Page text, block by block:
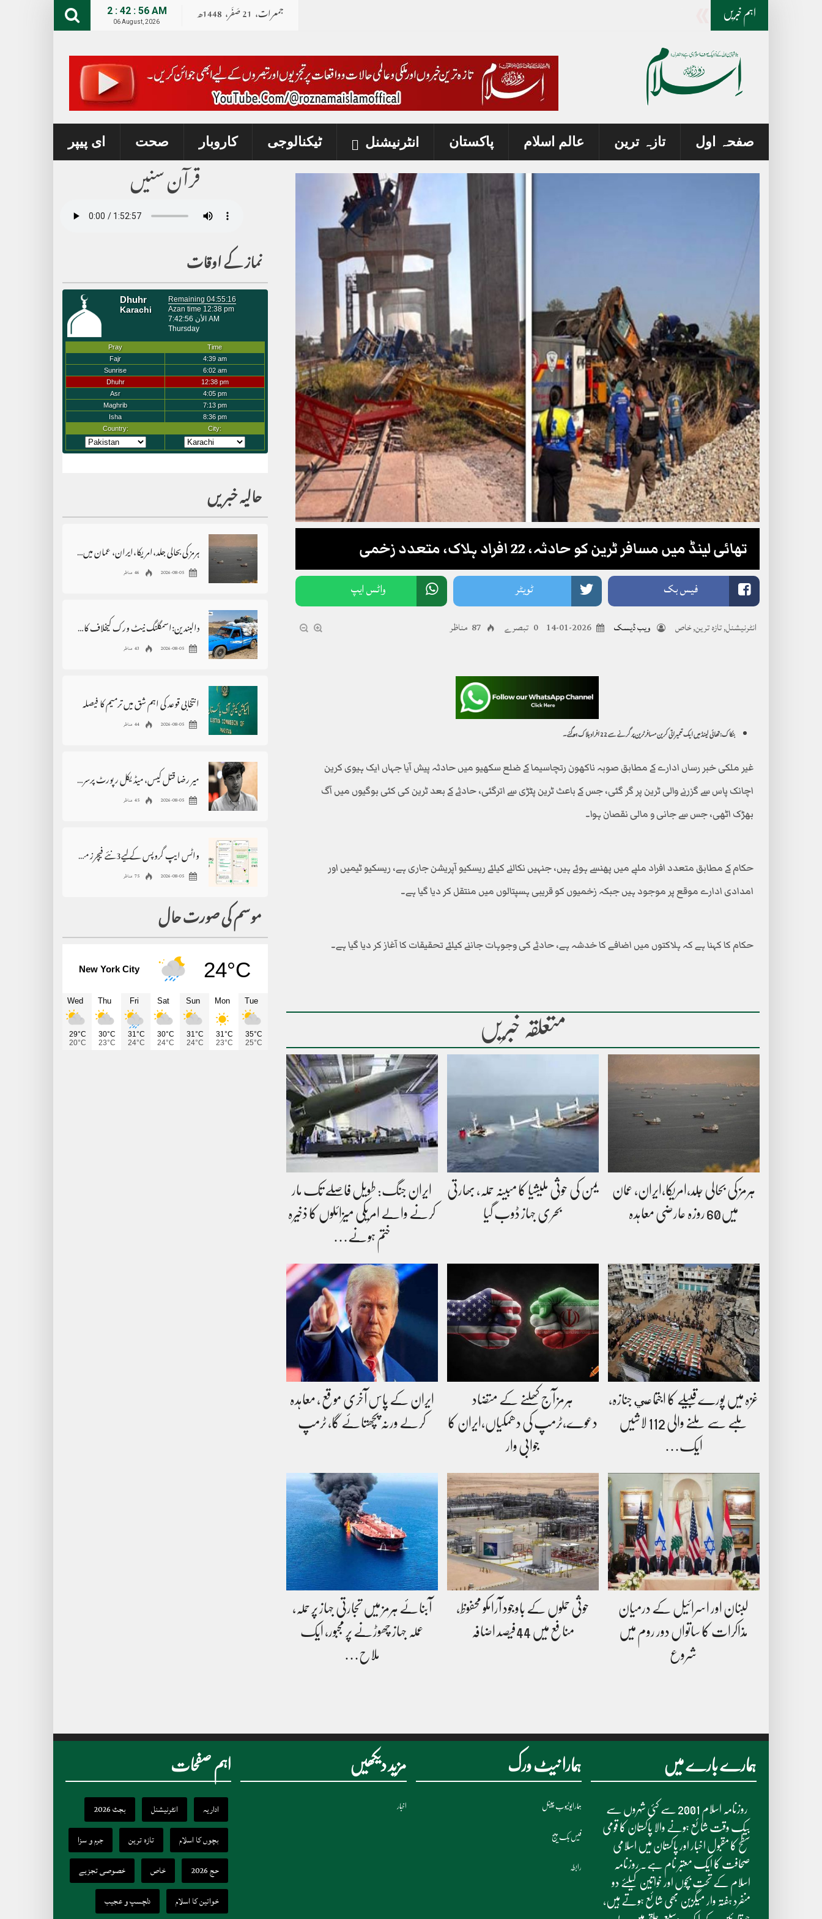
2 : 42 : 57 AM
06 August, 2026 جمعرات، 21صــَــفــَــر،1448ھ اہم خبریں
صفحہ اول تازہ ترین عالم اسلام پاکستان انٹرنیشنل ٹیکنالوجی کاروبار صحت ای پیپر
تھائی لینڈ میں مسافر ٹرین کو حادثہ، 22 افراد ہلاک، متعدد زخمی
فیس بک ٹویٹر واٹس ایپ
انٹرنیشنل,تازہ ترین,خاص ویب ڈیسک 2026-01-14 0 تبصرے 87 مناظر
بنکاک:تھائی لینڈ میں ایک تعمیراتی کرین مسافر ٹرین پر گرنے سے 22 افراد ہلاک ہوگئے۔
غیر ملکی خبر رساں ادارے کے مطابق صوبہ ناکھون رتچاسیما کے ضلع سکھیو میں حادثہ پیش آیا جہاں ایک ہیوی کرین
اچانک پاس سے گزرنے والی ٹرین پر گر گئی، جس کے باعث ٹرین پٹڑی سے اترگئی، حادثے کے بعد ٹرین کی کئی بوگیوں میں آگ
بھڑک اٹھی، جس سے جانی و مالی نقصان ہوا۔
حکام کے مطابق متعدد افراد ملبے میں پھنسے ہوئے ہیں، جنہیں نکالنے کیلئے ریسکیو آپریشن جاری ہے، ریسکیو ٹیمیں اور
امدادی ادارے موقع پر موجود ہیں جبکہ زخمیوں کو قریبی ہسپتالوں میں منتقل کر دیا گیا ہے۔
حکام کا کہنا ہے کہ ہلاکتوں میں اضافے کا خدشہ ہے، حادثے کی وجوہات جاننے کیلئے تحقیقات کا آغاز کر دیا گیا ہے۔
متعلقہ خبریں
ہرمز کی بحالی جلد،امریکا،ایران، عمان
میں60 روزہ عارضی معاہدہ
یمن کی حوثی ملیشیا کا مبینہ حملہ، بھارتی
بحری جہاز ڈوب گیا
ایران جنگ: طویل فاصلے تک مار
کرنے والے امریکی میزائلوں کا ذخیرہ
ختم ہونے…
غزہ میں پورے قبیلے کا اجتماعي جنازہ،
ملبے سے ملنے والی 112 لاشیں
ایک…
ہرمز آج کھلنے کے متضاد
دعوے،ٹرمپ کی دھمکیاں،ایران کا
جوابی وار
ایران کے پاس آخری موقع ، معاہدہ
کرلے ورنہ پچھتائے گا، ٹرمپ
لبنان اور اسرائیل کے درمیان
مذاکرات کا ساتواں دور روم میں
شروع
حوثی حملوں کے باوجود آرامکو محفوظ،
منافع میں 44فیصد اضافہ
آبنائے ہرمز میں تجارتی جہاز پر حملہ،
عملہ جہاز چھوڑنے پر مجبور، ایک
ملاح…
قرآن سنیں
نماز کے اوقات
حالیہ خبریں
ہرمز کی بحالی جلد،امریکا،ایران، عمان میں60 روزہ عارضی معاہدہ
2026-08-05 46 مناظر
دالبندین:اسمگلنگ نیٹ ورک کیخلاف کارروائی،4کروڑ مالیت کا سامان ضبط
2026-08-05 43 مناظر
انتخابی قوعد کی اہم شق میں ترمیم کا فیصلہ
2026-08-05 44 مناظر
میر رضا قتل کیس، میڈیکل رپورٹ پرسرجن اور پولیس آمنے سامنے
2026-08-05 45 مناظر
واٹس ایپ گروپس کے لیے3نئے فیچرز متعارف
2026-08-05 75 مناظر
موسم کی صورت حال
New York City 24°C
Wed
29°C
20°C
Thu
30°C
23°C
Fri
31°C
24°C
Sat
30°C
24°C
Sun
31°C
24°C
Mon
31°C
23°C
Tue
35°C
25°C
ہمارے بارے میں
روزنامہ اسلام 2001 سے کئی شہروں سے
بیک وقت شائع ہونے والا پاکستان کا قومی
سطح کا مقبول اخبار اور پاکستان میں اسلامی
صحافت کا ایک معتبر نام ہے۔ روزنامہ
اسلام کے تحت بچوں اور خواتین کیلئے دو
منفرد ہفتہ وار میگزین بھی شائع ہوتے ہیں،
ہمارا نیٹ ورک
ہمارایوٹیوب چینل
فیس بک پیج
رابطہ
مزید دیکھیں
اخبار
اہم صفحات
اداریہ انٹرنیشنل
بجٹ 2026
بچوں کا اسلام
تازہ ترین
جرم و سزا
حج 2026
خاص
خصوصی تجزیے
خواتین کا اسلام
دلچسپ و عجیب